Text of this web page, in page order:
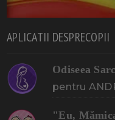
APLICATII DESPRECOPII
Odiseea
pentru
"Eu,